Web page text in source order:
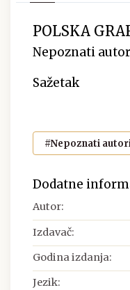
POLSKA
Nepoznati
Sažetak
#Nepoznati
Dodatne
Autor:
Izdavač:
Godina izdanja:
Jezik: